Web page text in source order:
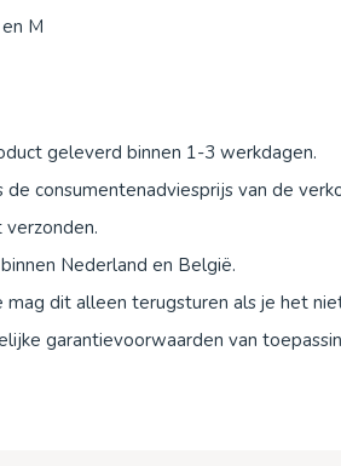
M
geleverd binnen 1-3 werkdagen.
consumentenadviesprijs van de
Nederland en België.
mag dit alleen terugsturen als je het
garantievoorwaarden van